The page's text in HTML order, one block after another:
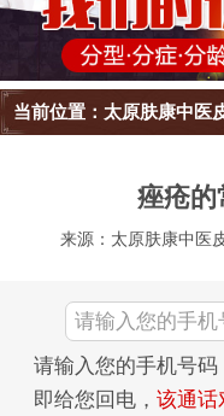
当前位置： 太原肤康中医
痤疮的
来源：太原肤康中医
请输入您的手机号
即给您回电， 该通话